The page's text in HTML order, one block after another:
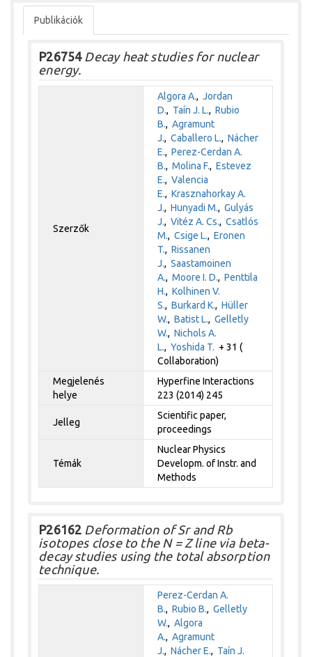
Publikációk
P26754Decay heat studies for nuclear
energy.
Szerzők
Algora A.,Jordan
D., Taín J. L.,Rubio
B.,Agramunt
J.,Caballero L.,Nácher
E.,Perez-Cerdan A.
B.,Molina F.,Estevez
E.,Valencia
E.,Krasznahorkay A.
J.,Hunyadi M.,Gulyás
J.,Vitéz A. Cs.,Csatlós
M.,Csige L.,Eronen
T.,Rissanen
J.,Saastamoinen
A.,Moore I. D.,Penttila
H.,Kolhinen V.
S.,Burkard K.,Hüller
W.,Batist L.,Gelletly
W.,Nichols A.
L.,Yoshida T. + 31 (
Collaboration)
Megjelenés
helye
Hyperfine Interactions
223 (2014) 245
Jelleg
Scientific paper,
proceedings
Témák
Nuclear Physics
Developm. of Instr. and
Methods
P26162 Deformation of Sr and Rb
isotopes close to the N = Z line via beta-
decay studies using the total absorption
technique.
Perez-Cerdan A.
B.,Rubio B.,Gelletly
W.,Algora
A.,Agramunt
J.,Nácher E., Taín J.